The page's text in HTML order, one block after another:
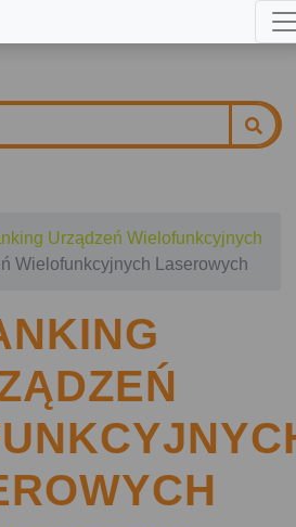
Urządzeń Wielofunkcyjnych
Wielofunkcyjnych Laserowych